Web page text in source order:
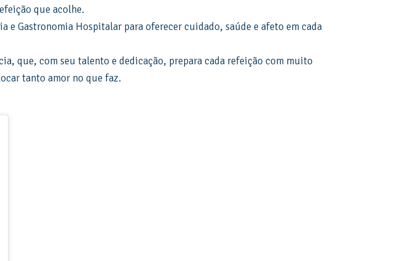
que acolhe.
e Gastronomia Hospitalar para oferecer cuidado, saúde e afeto em cada
que, com seu talento e dedicação, prepara cada refeição com muito
tanto amor no que faz.